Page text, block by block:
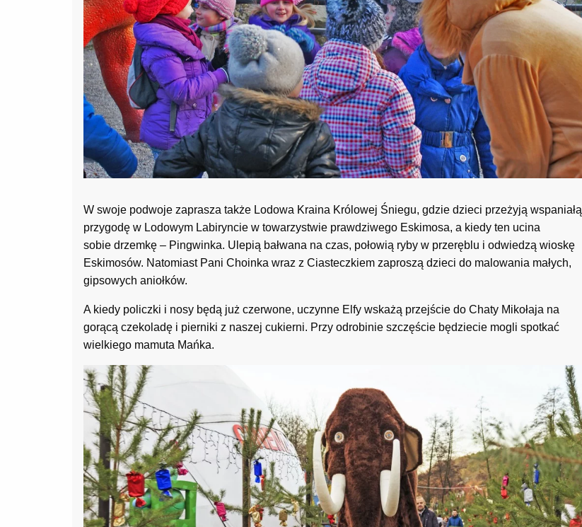
W swoje podwoje zaprasza także Lodowa Kraina Królowej Śniegu, gdzie dzieci przeżyją wspaniałą
przygodę w Lodowym Labiryncie w towarzystwie prawdziwego Eskimosa, a kiedy ten ucina
sobie drzemkę – Pingwinka. Ulepią bałwana na czas, połowią ryby w przeręblu i odwiedzą wioskę
Eskimosów. Natomiast Pani Choinka wraz z Ciasteczkiem zaproszą dzieci do malowania małych,
gipsowych aniołków.
A kiedy policzki i nosy będą już czerwone, uczynne Elfy wskażą przejście do Chaty Mikołaja na
gorącą czekoladę i pierniki z naszej cukierni. Przy odrobinie szczęście będziecie mogli spotkać
wielkiego mamuta Mańka.